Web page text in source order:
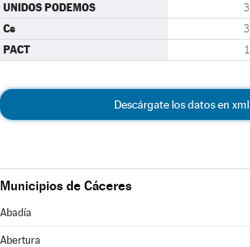
UNIDOS PODEMOS 3
Cs 3
PACT 1
Descárgate los datos en xml
Municipios de Cáceres
Abadía
Abertura